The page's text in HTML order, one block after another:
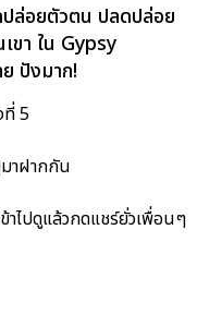
ล่อยตัวตน ปลดปล่อย
ขา ใน Gypsy
ปังมาก!
ที่ 5
าฝากกัน
าไปดูแล้วกดแชร์ยั่วเพื่อนๆ